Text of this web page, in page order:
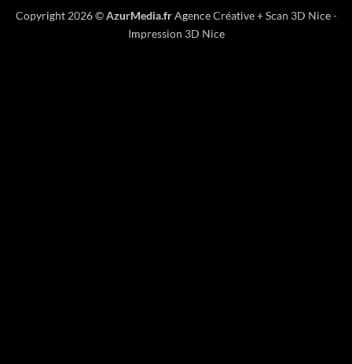
Copyright 2026 ©AzurMedia.fr Agence Créative+Scan 3D Nice-
Impression 3D Nice